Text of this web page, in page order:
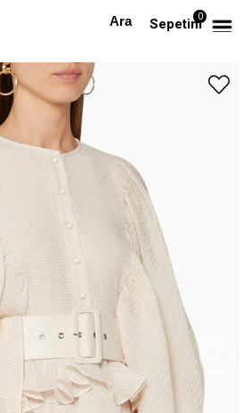
Sepetim0
Drapeli Tasarım Elbise